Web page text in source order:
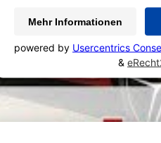
Mehr Informationen
powered by Usercentrics
&